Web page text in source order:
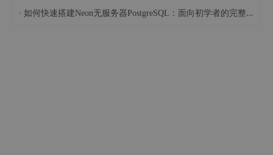
· 如何快速搭建Neon无服务器PostgreSQL：面向初学者的完整指南